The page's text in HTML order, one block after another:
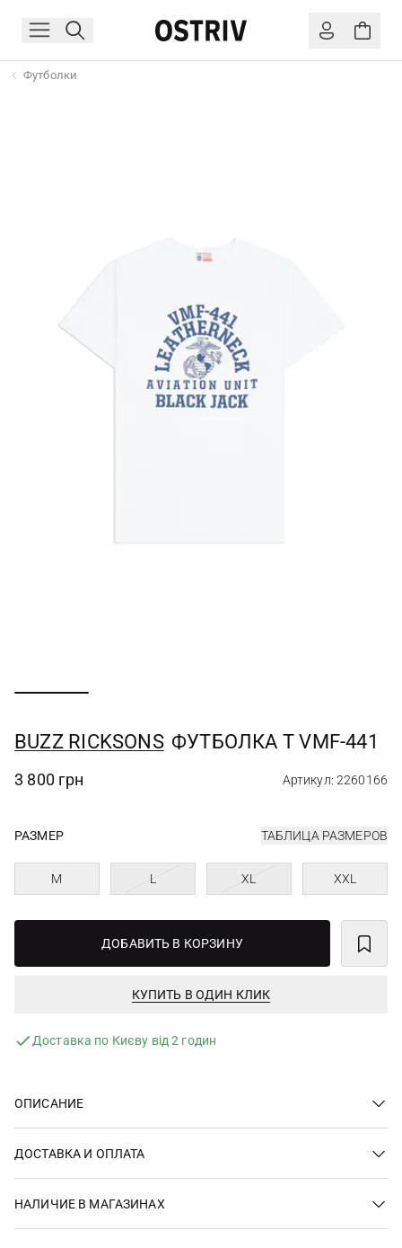
Футболки
BUZZ RICKSONS ФУТБОЛКА T VMF-441
3 800 грн Артикул: 2260166
РАЗМЕР ТАБЛИЦА РАЗМЕРОВ
M L XL XXL
ДОБАВИТЬ В КОРЗИНУ
КУПИТЬ В ОДИН КЛИК
Доставка по Києву від 2 годин
ОПИСАНИЕ
ДОСТАВКА И ОПЛАТА
НАЛИЧИЕ В МАГАЗИНАХ